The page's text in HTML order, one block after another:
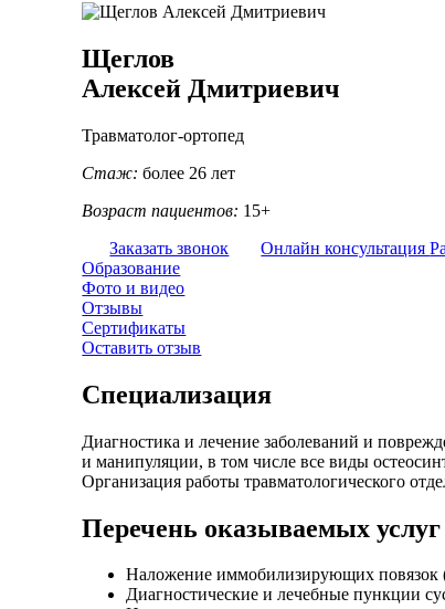
Щеглов
Алексей Дмитриевич
Травматолог-ортопед
Стаж: более 26 лет
Возраст пациентов: 15+
Заказать звонок
Онлайн консультация
Образование
Фото и видео
Отзывы
Сертификаты
Оставить отзыв
Специализация
Диагностика и лечение заболеваний и
и манипуляции, в том числе все виды
Организация работы травматологического
Перечень оказываемых услуг
Наложение иммобилизирующих повязок
Диагностические и лечебные пункции